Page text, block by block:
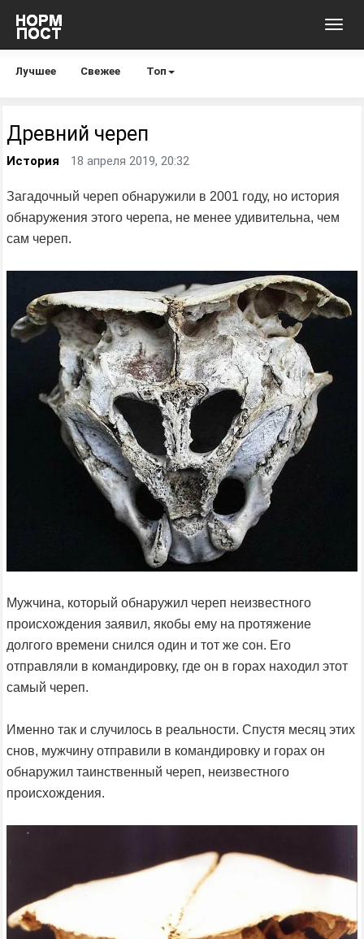
Лучшее Свежее Топ
Древний череп
История 18 апреля 2019, 20:32
Загадочный череп обнаружили в 2001 году, но история
обнаружения этого черепа, не менее удивительна, чем
сам череп.
Мужчина, который обнаружил череп неизвестного
происхождения заявил, якобы ему на протяжение
долгого времени снился один и тот же сон. Его
отправляли в командировку, где он в горах находил этот
самый череп.
Именно так и случилось в реальности. Спустя месяц этих
снов, мужчину отправили в командировку и горах он
обнаружил таинственный череп, неизвестного
происхождения.